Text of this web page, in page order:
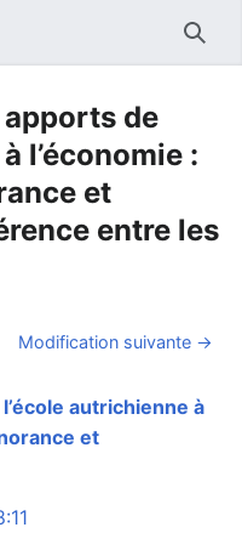
de
l’économie :
et
entre les
Modification suivante →
autrichienne à
et